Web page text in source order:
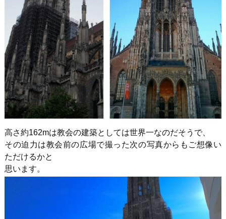
高さ約162mは教会の建築としては世界一なのだそうで、
その迫力は教会前の広場で撮った次の写真からもご想像い
ただけるかと
思います。